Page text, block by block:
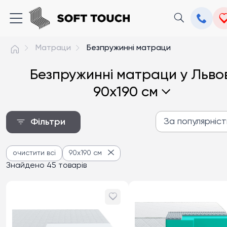
Матраци Безпружинні матраци
Безпружинні матраци у
90x190 см
Фільтри За
Знайдено 45 товарів
очистити всі 90x190 см